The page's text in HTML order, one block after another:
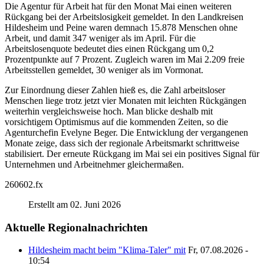
Die Agentur für Arbeit hat für den Monat Mai einen weiteren
Rückgang bei der Arbeitslosigkeit gemeldet. In den Landkreisen
Hildesheim und Peine waren demnach 15.878 Menschen ohne
Arbeit, und damit 347 weniger als im April. Für die
Arbeitslosenquote bedeutet dies einen Rückgang um 0,2
Prozentpunkte auf 7 Prozent. Zugleich waren im Mai 2.209 freie
Arbeitsstellen gemeldet, 30 weniger als im Vormonat.
Zur Einordnung dieser Zahlen hieß es, die Zahl arbeitsloser
Menschen liege trotz jetzt vier Monaten mit leichten Rückgängen
weiterhin vergleichsweise hoch. Man blicke deshalb mit
vorsichtigem Optimismus auf die kommenden Zeiten, so die
Agenturchefin Evelyne Beger. Die Entwicklung der vergangenen
Monate zeige, dass sich der regionale Arbeitsmarkt schrittweise
stabilisiert. Der erneute Rückgang im Mai sei ein positives Signal für
Unternehmen und Arbeitnehmer gleichermaßen.
260602.fx
Erstellt am 02. Juni 2026
Aktuelle Regionalnachrichten
Hildesheim macht beim "Klima-Taler" mit Fr, 07.08.2026 -
10:54